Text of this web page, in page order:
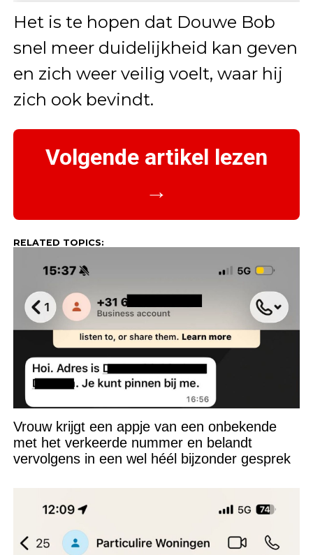
Het is te hopen dat Douwe Bob
snel meer duidelijkheid kan geven
en zich weer veilig voelt, waar hij
zich ook bevindt.
Volgende artikel lezen
→
RELATED TOPICS:
Vrouw krijgt een appje van een onbekende
met het verkeerde nummer en belandt
vervolgens in een wel héél bijzonder gesprek